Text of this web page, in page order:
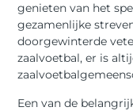
genieten van het
gezamenlijke
doorgewinterde
zaalvoetbal, er is
Een van de